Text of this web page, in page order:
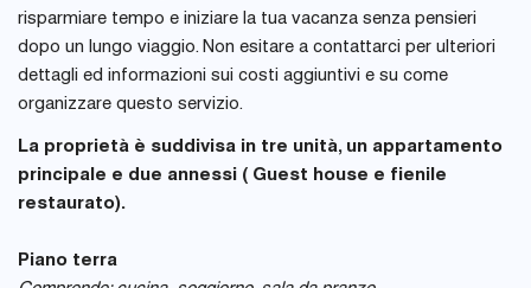
risparmiare tempo e iniziare la tua vacanza senza pensieri
dopo un lungo viaggio. Non esitare a contattarci per ulteriori
dettagli ed informazioni sui costi aggiuntivi e su come
organizzare questo servizio.
La proprietà è suddivisa in tre unità, un appartamento
principale e due annessi ( Guest house e fienile
restaurato).
Piano terra